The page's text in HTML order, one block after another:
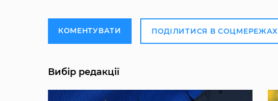
КОМЕНТУВАТИ ПОДІЛИТИСЯ В СОЦМЕРЕЖАХ
Вибір редакції